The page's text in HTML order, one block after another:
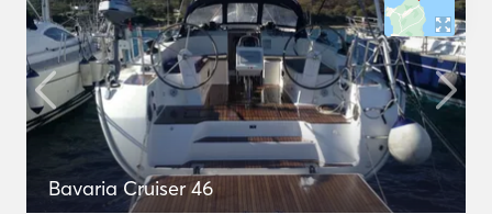
Bavaria Cruiser 46